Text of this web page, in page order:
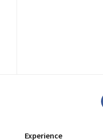
Experience